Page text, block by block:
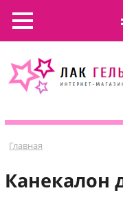
Главная
Канекалон